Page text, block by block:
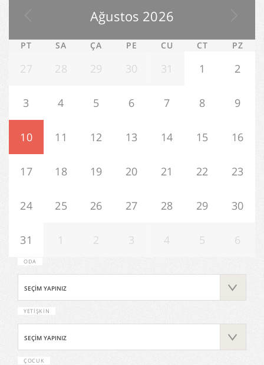
Ağustos 2026
PT SA ÇA PE CU CT PZ
27 28 29 30 31 1 2
3 4 5 6 7 8 9
10 11 12 13 14 15 16
17 18 19 20 21 22 23
24 25 26 27 28 29 30
31 1 2 3 4 5 6
ODA
YETIŞKIN
ÇOCUK